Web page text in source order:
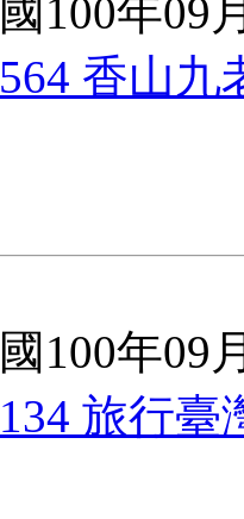
100年09
香山九
100年09
旅行臺